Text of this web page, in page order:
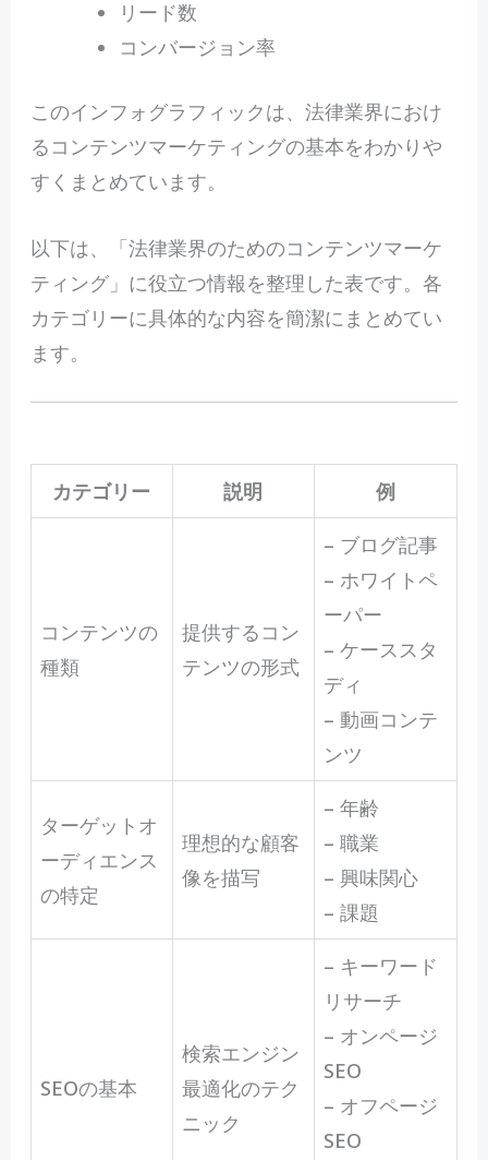
リード数
コンバージョン率
このインフォグラフィックは、法律業界におけ
るコンテンツマーケティングの基本をわかりや
すくまとめています。
以下は、「法律業界のためのコンテンツマーケ
ティング」に役立つ情報を整理した表です。各
カテゴリーに具体的な内容を簡潔にまとめてい
ます。
カテゴリー 説明 例
コンテンツの
種類
提供するコン
テンツの形式
– ブログ記事
– ホワイトペ
ーパー
– ケーススタ
ディ
– 動画コンテ
ンツ
ターゲットオ
ーディエンス
の特定
理想的な顧客
像を描写
– 年齢
– 職業
– 興味関心
– 課題
SEOの基本
検索エンジン
最適化のテク
ニック
– キーワード
リサーチ
– オンページ
SEO
– オフページ
SEO